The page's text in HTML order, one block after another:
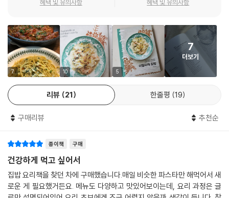
다채롭고 알차다. 흑맥주목살찜, 불고깃감에 치즈를 넣은 요리, 시금치볶
한 그릇에 사랑이 담기고, 삶이 어리고
음식에 담긴 온기 가득한 이야기
유학 시절 시험보고 온 날이면 하숙집 할머니가 한 사발 만들어주던 티라
미수, 동네 행사 때 끓이던 만둣국 같은 토르텔리니, 브로콜리로 끓인 슬로
푸드 수프 등 저자의 음식에는 추억이 담겨 있다. 안나 할머니와 살면서 먹
을 읽다 보면 홈메이드 음식을 나누는 정을 다시금 기억하게 한다. 이것이
혜택 및 유의사항 혜택 및 유의사항
7 10 5
7
더보기
리뷰 21 한줄평 19
구매리뷰 추천순
종이책 구매
건강하게 먹고 싶어서
집밥 요리책을 찾던 차에 구매했습니다.매일 비슷한 파스타만 해먹어서 새
로운 게 필요했거든요. 메뉴도 다양하고 맛있어보이는데, 요리 과정은 글